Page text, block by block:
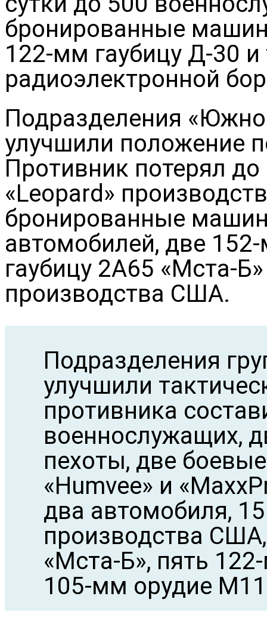
бронированные
122-мм гаубицу Д-30 и
радиоэлектронной
Подразделения
улучшили положение
Противник потерял
«Leopard»
бронированные
автомобилей, две
гаубицу 2А65 «Мста-
производства США.
Подразделения
улучшили
противника
военнослужащих,
пехоты, две
«Humvee» и
два автомобиля,
производства
«Мста-Б», пять
105-мм орудие